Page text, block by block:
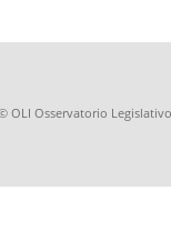
OLI Osservatorio